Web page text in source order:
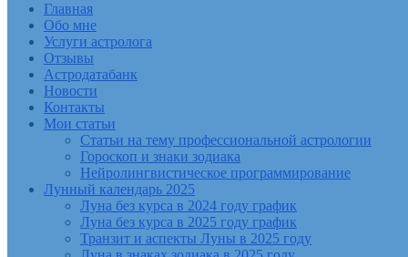
Главная
Обо мне
Услуги астролога
Отзывы
Астродатабанк
Новости
Контакты
Мои статьи
Статьи на тему профессиональной астрологии
Гороскоп и знаки зодиака
Нейролингвистическое программирование
Лунный календарь 2025
Луна без курса в 2024 году график
Луна без курса в 2025 году график
Транзит и аспекты Луны в 2025 году